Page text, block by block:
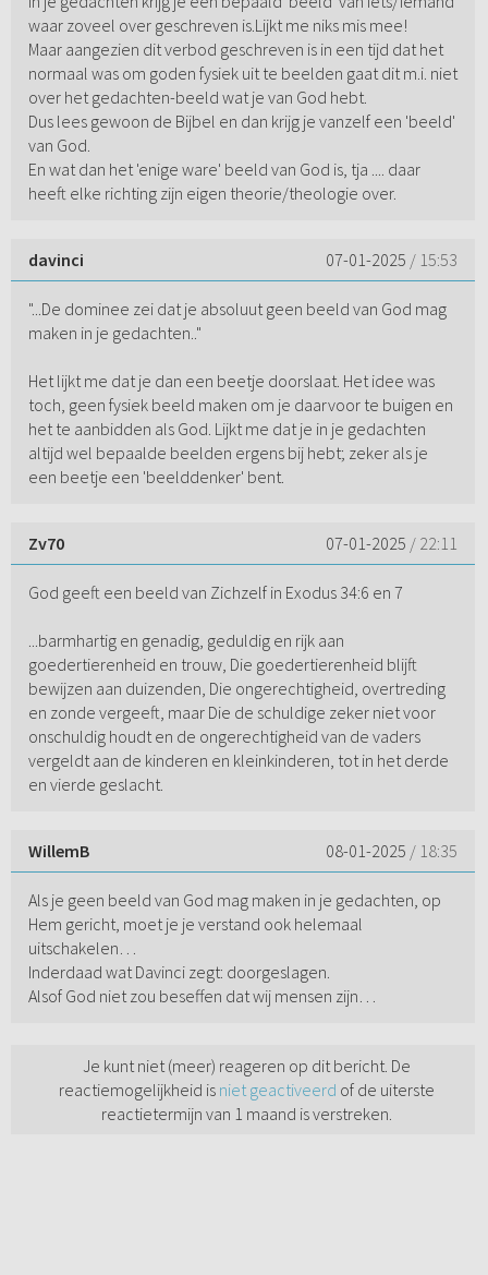
waar zoveel over geschreven is.Lijkt me niks mis mee!
Maar aangezien dit verbod geschreven is in een tijd dat het
normaal was om goden fysiek uit te beelden gaat dit m.i. niet
over het gedachten-beeld wat je van God hebt.
Dus lees gewoon de Bijbel en dan krijg je vanzelf een 'beeld'
van God.
En wat dan het 'enige ware' beeld van God is, tja .... daar
heeft elke richting zijn eigen theorie/theologie over.
davinci 07-01-2025 / 15:53
"...De dominee zei dat je absoluut geen beeld van God mag
maken in je gedachten.."
Het lijkt me dat je dan een beetje doorslaat. Het idee was
toch, geen fysiek beeld maken om je daarvoor te buigen en
het te aanbidden als God. Lijkt me dat je in je gedachten
altijd wel bepaalde beelden ergens bij hebt; zeker als je
een beetje een 'beelddenker' bent.
Zv70 07-01-2025 / 22:11
God geeft een beeld van Zichzelf in Exodus 34:6 en 7
...barmhartig en genadig, geduldig en rijk aan
goedertierenheid en trouw, Die goedertierenheid blijft
bewijzen aan duizenden, Die ongerechtigheid, overtreding
en zonde vergeeft, maar Die de schuldige zeker niet voor
onschuldig houdt en de ongerechtigheid van de vaders
vergeldt aan de kinderen en kleinkinderen, tot in het derde
en vierde geslacht.
WillemB 08-01-2025 / 18:35
Als je geen beeld van God mag maken in je gedachten, op
Hem gericht, moet je je verstand ook helemaal
uitschakelen…
Inderdaad wat Davinci zegt: doorgeslagen.
Alsof God niet zou beseffen dat wij mensen zijn…
Je kunt niet (meer) reageren op dit bericht. De
reactiemogelijkheid is niet geactiveerd of de uiterste
reactietermijn van 1 maand is verstreken.